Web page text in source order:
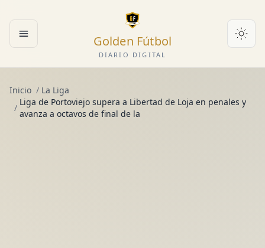
Abrir menú Golden Fútbol
DIARIO DIGITAL
Inicio / La Liga
/
Liga de Portoviejo supera a Libertad de Loja en penales y
avanza a octavos de final de la